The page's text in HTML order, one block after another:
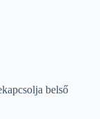
belső